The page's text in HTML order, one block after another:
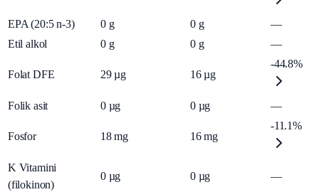
EPA (20:5 n-3) 0 g 0 g
—
Etil alkol
0 g 0 g —
Folat DFE 29 µg 16 µg
-44.8%
Folik asit 0 µg 0 µg —
Fosfor 18 mg 16 mg
-11.1%
K Vitamini
(filokinon)
0 µg 0 µg —